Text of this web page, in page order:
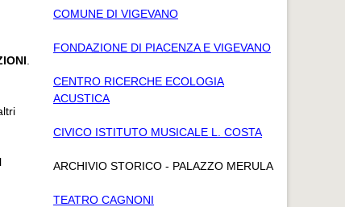
COMUNE DI VIGEVANO
FONDAZIONE DI PIACENZA E VIGEVANO
CENTRO RICERCHE ECOLOGIA
ACUSTICA
CIVICO ISTITUTO MUSICALE L. COSTA
ARCHIVIO STORICO - PALAZZO MERULA
TEATRO CAGNONI